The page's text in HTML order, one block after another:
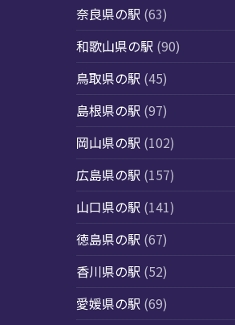
奈良県の駅 (63)
和歌山県の駅 (90)
鳥取県の駅 (45)
島根県の駅 (97)
岡山県の駅 (102)
広島県の駅 (157)
山口県の駅 (141)
徳島県の駅 (67)
香川県の駅 (52)
愛媛県の駅 (69)